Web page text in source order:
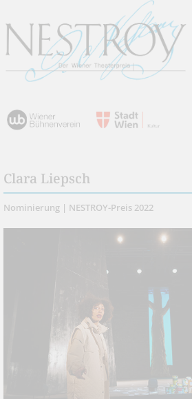
Clara Liepsch
Nominierung | NESTROY-Preis 2022